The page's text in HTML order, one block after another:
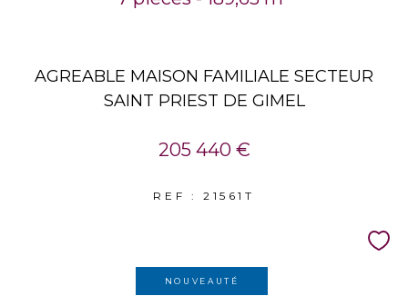
AGREABLE MAISON FAMILIALE SECTEUR
SAINT PRIEST DE GIMEL
205 440 €
REF : 21561T
NOUVEAUTÉ